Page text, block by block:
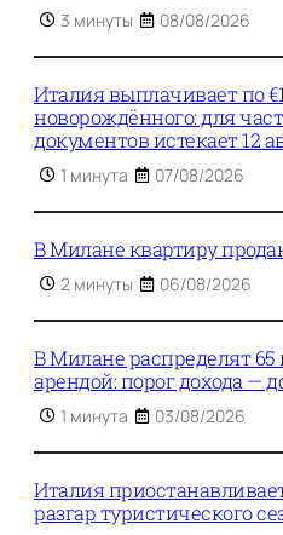
3 минуты 08/08/2026
Италия выплачивает по
новорождённого: для
документов истекает 12
1 минута 07/08/2026
В Милане квартиру
2 минуты 06/08/2026
В Милане распределят 65
арендой: порог дохода —
1 минута 03/08/2026
Италия
разгар туристического